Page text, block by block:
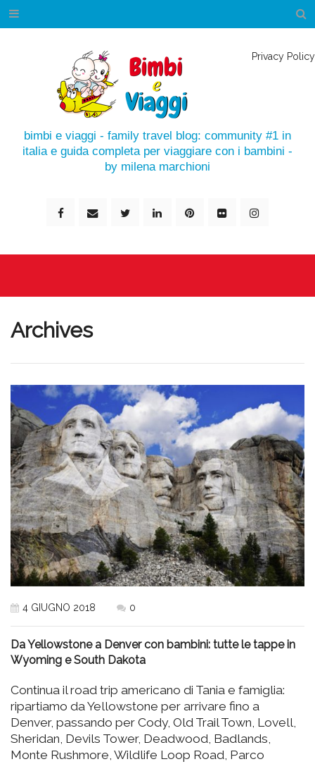
Privacy Policy
bimbi e viaggi - family travel blog: community #1 in
italia e guida completa per viaggiare con i bambini -
by milena marchioni
Archives
4 GIUGNO 2018 0
Da Yellowstone a Denver con bambini: tutte le tappe in
Wyoming e South Dakota
Continua il road trip americano di Tania e famiglia:
ripartiamo da Yellowstone per arrivare fino a
Denver, passando per Cody, Old Trail Town, Lovell,
Sheridan, Devils Tower, Deadwood, Badlands,
Monte Rushmore, Wildlife Loop Road, Parco